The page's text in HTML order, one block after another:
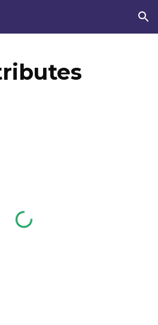
Skip to navigation